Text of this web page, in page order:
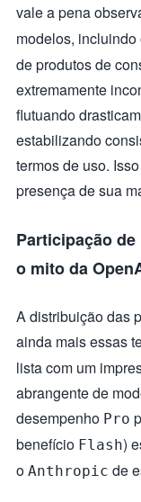
vale a pena
modelos,
de produtos de
extremamente
flutuando
estabilizando
termos de uso.
presença de sua
Participação
o mito da
A distribuição das
ainda mais essas
lista com um
abrangente de
desempenho Pro
benefício Flash)
o Anthropic de